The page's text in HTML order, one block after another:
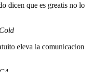
dicen que es greatis no lo
eleva la comunicacion